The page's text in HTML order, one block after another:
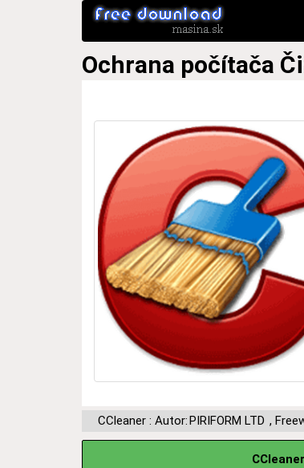
Ochrana počítača
CCleaner : Autor:PIRIFORM LTD ,